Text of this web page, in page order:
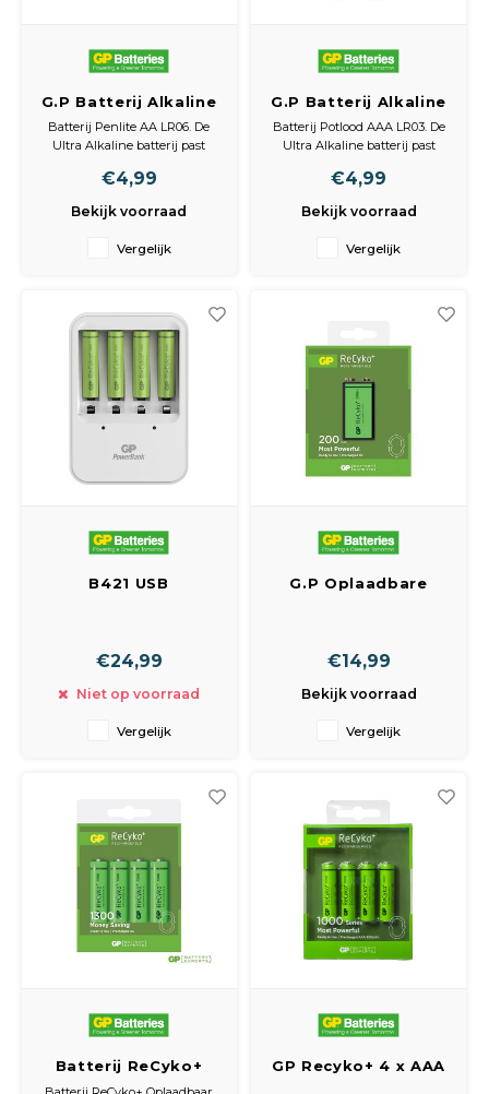
G.P Batterij Alkaline
Ultra Lr06 Aa 1.5V
Penlite
Batterij Penlite AA LR06. De
Ultra Alkaline batterij past
energie gebruiken, denk aan
of bijvoorbeeld
levert bovengemiddelde
onde
€4,99
Bekijk voorraad
Vergelijk
G.P Batterij Alkaline
Ultra Lr03 Aaa 1.5V
Mini Penlite
Batterij Potlood AAA LR03. De
Ultra Alkaline batterij past
energie gebruiken, denk aan
of bijvoorbeeld
levert bovengemiddelde
€4,99
Bekijk voorraad
Vergelijk
B421 USB
€24,99
Niet op voorraad
Vergelijk
G.P Oplaadbare
€14,99
Bekijk voorraad
Vergelijk
Batterij ReCyko+
Oplaadbaar 2x AA
GP Recyko+ 4 x AAA